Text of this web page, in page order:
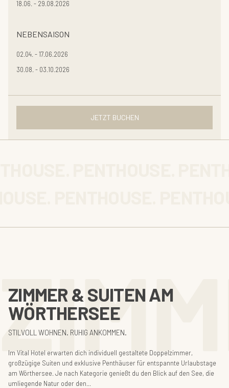
18.06. - 29.08.2026
NEBENSAISON
02.04. - 17.06.2026
30.08. - 03.10.2026
JETZT BUCHEN
ZIMMER & SUITEN AM
WÖRTHERSEE
STILVOLL WOHNEN. RUHIG ANKOMMEN.
Im Vital Hotel erwarten dich individuell gestaltete Doppelzimmer,
großzügige Suiten und exklusive Penthäuser für entspannte Urlaubstage
am Wörthersee. Je nach Kategorie genießt du den Blick auf den See, die
umliegende Natur oder den...